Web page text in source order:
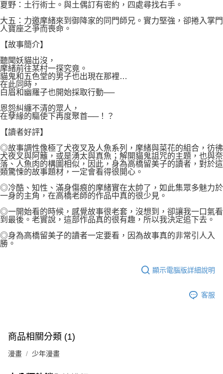
夏野：土行術士。與土偶訂有密約，四處尋找右手。
大五：力邀摩緒來到御降家的同門師兄。實力堅強，卻捲入掌門
人寶座之爭而喪命。
【故事簡介】
聽聞妖貓出沒，
摩緒前往某村一探究竟。
貓鬼和五色堂的男子也出現在那裡…
在此同時，
白眉和幽羅子也開始採取行動──
恩怨糾纏不清的眾人，
在孽緣的驅使下再度聚首──！？
【讀者好評】
◎故事調性像極了犬夜叉及人魚系列，摩緒與菜花的組合，彷彿
犬夜叉與阿籬，或是湧太與真魚；解開貓鬼詛咒的主題，也與奈
落、人魚肉的構圖相似，因此，身為高橋留美子的讀者，對於這
類驚悚的故事題材，一定會看得很開心。
◎冷酷、知性、滿身傷痕的摩緒實在太帥了，如此集眾多魅力於
一身的主角，在高橋老師的作品中真的很少見。
◎一開始看的時候，感覺故事很老套，沒想到，卻讓我一口氣看
到最後。老實說，這部作品真的很有趣，所以我決定追下去。
◎身為高橋留美子的讀者一定要看，因為故事真的非常引人入
勝。
顯示電腦版詳細說明
客服
商品相關分類 (1)
漫畫 少年漫畫